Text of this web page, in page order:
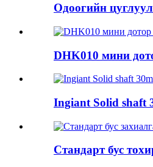
Одоогийн
DHK010 мини
Ingiant Solid shaft
Стандарт бус